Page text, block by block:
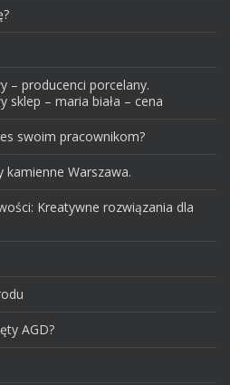
– producenci porcelany.
sklep – maria biała – cena
swoim pracownikom?
kamienne Warszawa.
Kreatywne rozwiązania dla
AGD?